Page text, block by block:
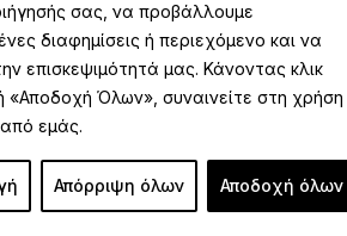
σας, να προβάλλουμε
διαφημίσεις ή περιεχόμενο και να
επισκεψιμότητά μας. Κάνοντας κλικ
«Αποδοχή Όλων», συναινείτε στη χρήση
εμάς.
Απόρριψη όλων Αποδοχή όλων
Με την επιφύλαξη κάθε νόμιμου
eshop bymanbiz